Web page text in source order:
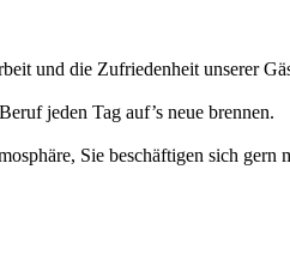
und die Zufriedenheit unserer
jeden Tag auf’s neue brennen.
Sie beschäftigen sich